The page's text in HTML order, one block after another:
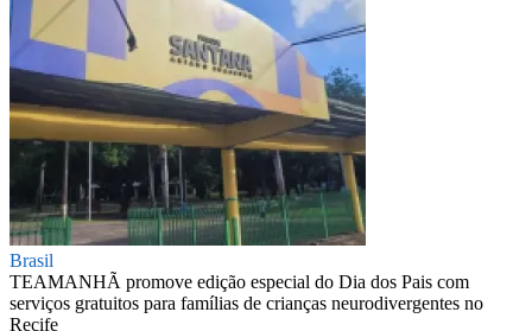
Brasil
TEAMANHÃ promove edição especial do Dia dos Pais com
serviços gratuitos para famílias de crianças neurodivergentes no
Recife